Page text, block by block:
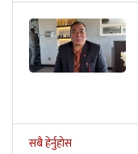
सबै हेर्नुहोस